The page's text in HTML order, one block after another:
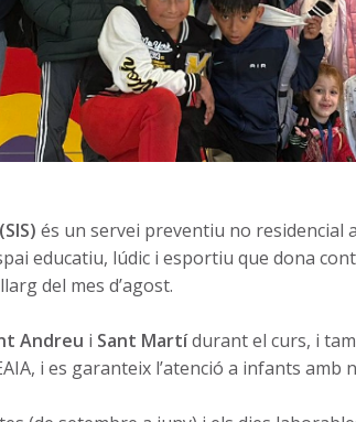
és un servei preventiu no residencial
educatiu, lúdic i esportiu que dona
del mes d’agost.
Andreu i Sant Martídurant el curs, i
i es garanteix l’atenció a infants